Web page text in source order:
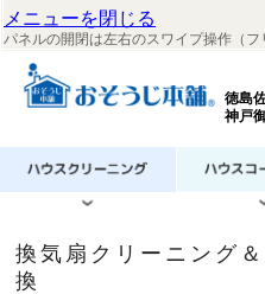
メニューを閉じる
パネルの開閉は左右のスワイプ操作（
徳島
神戸
換気扇クリーニング
換